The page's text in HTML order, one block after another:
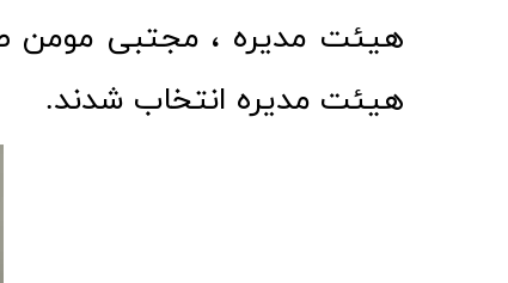
هیئت مدیره ، مجتبی
هیئت مدیره انتخاب شدند.